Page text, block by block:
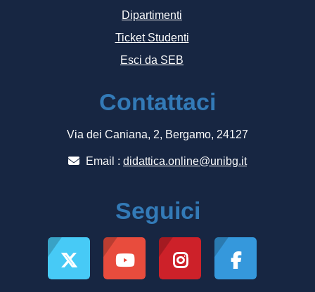
Dipartimenti
Ticket Studenti
Esci da SEB
Contattaci
Via dei Caniana, 2, Bergamo, 24127
Email : didattica.online@unibg.it
Seguici